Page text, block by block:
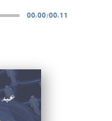
00:00/00:11